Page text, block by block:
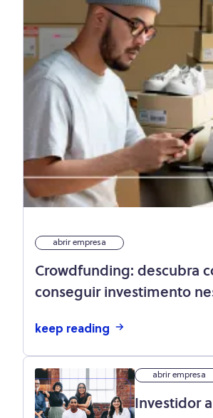
abrir empresa
Crowdfunding: descubra
conseguir investimento
keep reading
abrir empresa
Investidor